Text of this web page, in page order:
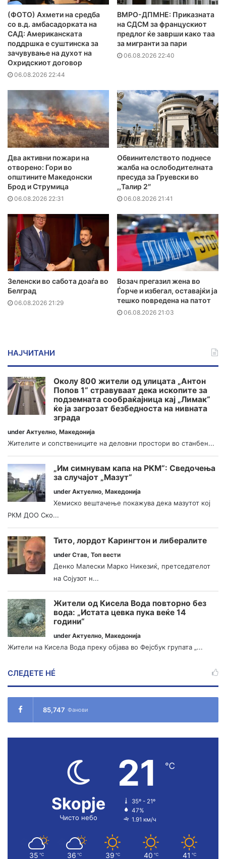
(ФОТО) Ахмети на средба
со в.д. амбасадорката на
САД: Американската
поддршка е суштинска за
зачувување на духот на
Охридскиот договор
06.08.2026 22:44
ВМРО-ДПМНЕ: Приказната
на СДСМ за францускиот
предлог ќе заврши како таа
за мигранти за пари
06.08.2026 22:40
Два активни пожари на
отворено: Гори во
општините Македонски
Брод и Струмица
06.08.2026 22:31
Обвинителството поднесе
жалба на ослободителната
пресуда за Груевски во
,,Талир 2″
06.08.2026 21:41
Зеленски во сабота доаѓа во
Белград
06.08.2026 21:29
Возач прегазил жена во
Ѓорче и избегал, оставајќи ја
тешко повредена на патот
06.08.2026 21:03
НАЈЧИТАНИ
Околу 800 жители од улицата „Антон
Попов 1“ стравуваат дека ископите за
подземната сообраќајница кај „Лимак“
ќе ја загрозат безбедноста на нивната
зграда
under Актуелно, Македонија
Жителите и сопствениците на деловни простори во станбен...
„Им симнувам капа на РКМ“: Сведочења
за случајот „Мазут“
under Актуелно, Македонија
Хемиско вештачење покажува дека мазутот кој
РКМ ДОО Ско...
Тито, лордот Карингтон и либералите
under Став, Топ вести
Денко Малески Марко Никезиќ, претседателот
на Сојузот н...
Жители од Кисела Вода повторно без
вода: „Истата цевка пука веќе 14
години“
under Актуелно, Македонија
Жители на Кисела Вода преку објава во Фејсбук групата „...
СЛЕДЕТЕ НÉ
85,747 Фанови
Skopje
Чисто небо
21 ℃
35º - 21º
47%
1.91 км/ч
35 ℃ 36 ℃ 39 ℃ 40 ℃ 41 ℃